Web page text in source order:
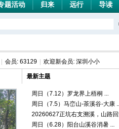
题活动 归来 远行 导读
会员: 63129 欢迎新会员: 深圳小小
最新主题
周日（7.12）罗龙界上梧桐 ...
周日（7.5）马峦山-茶溪谷-大康
20260627正坑右支溯溪，山路回
周日（6.28）阳台山溪谷消暑 ...